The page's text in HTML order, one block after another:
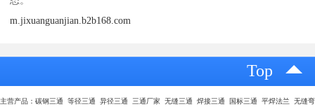
m.jixuanguanjian.b2b168.com
Top
主营产品：碳钢三通 等径三通 异径三通 三通厂家 无缝三通 焊接三通 国标三通 平焊法兰 无缝弯